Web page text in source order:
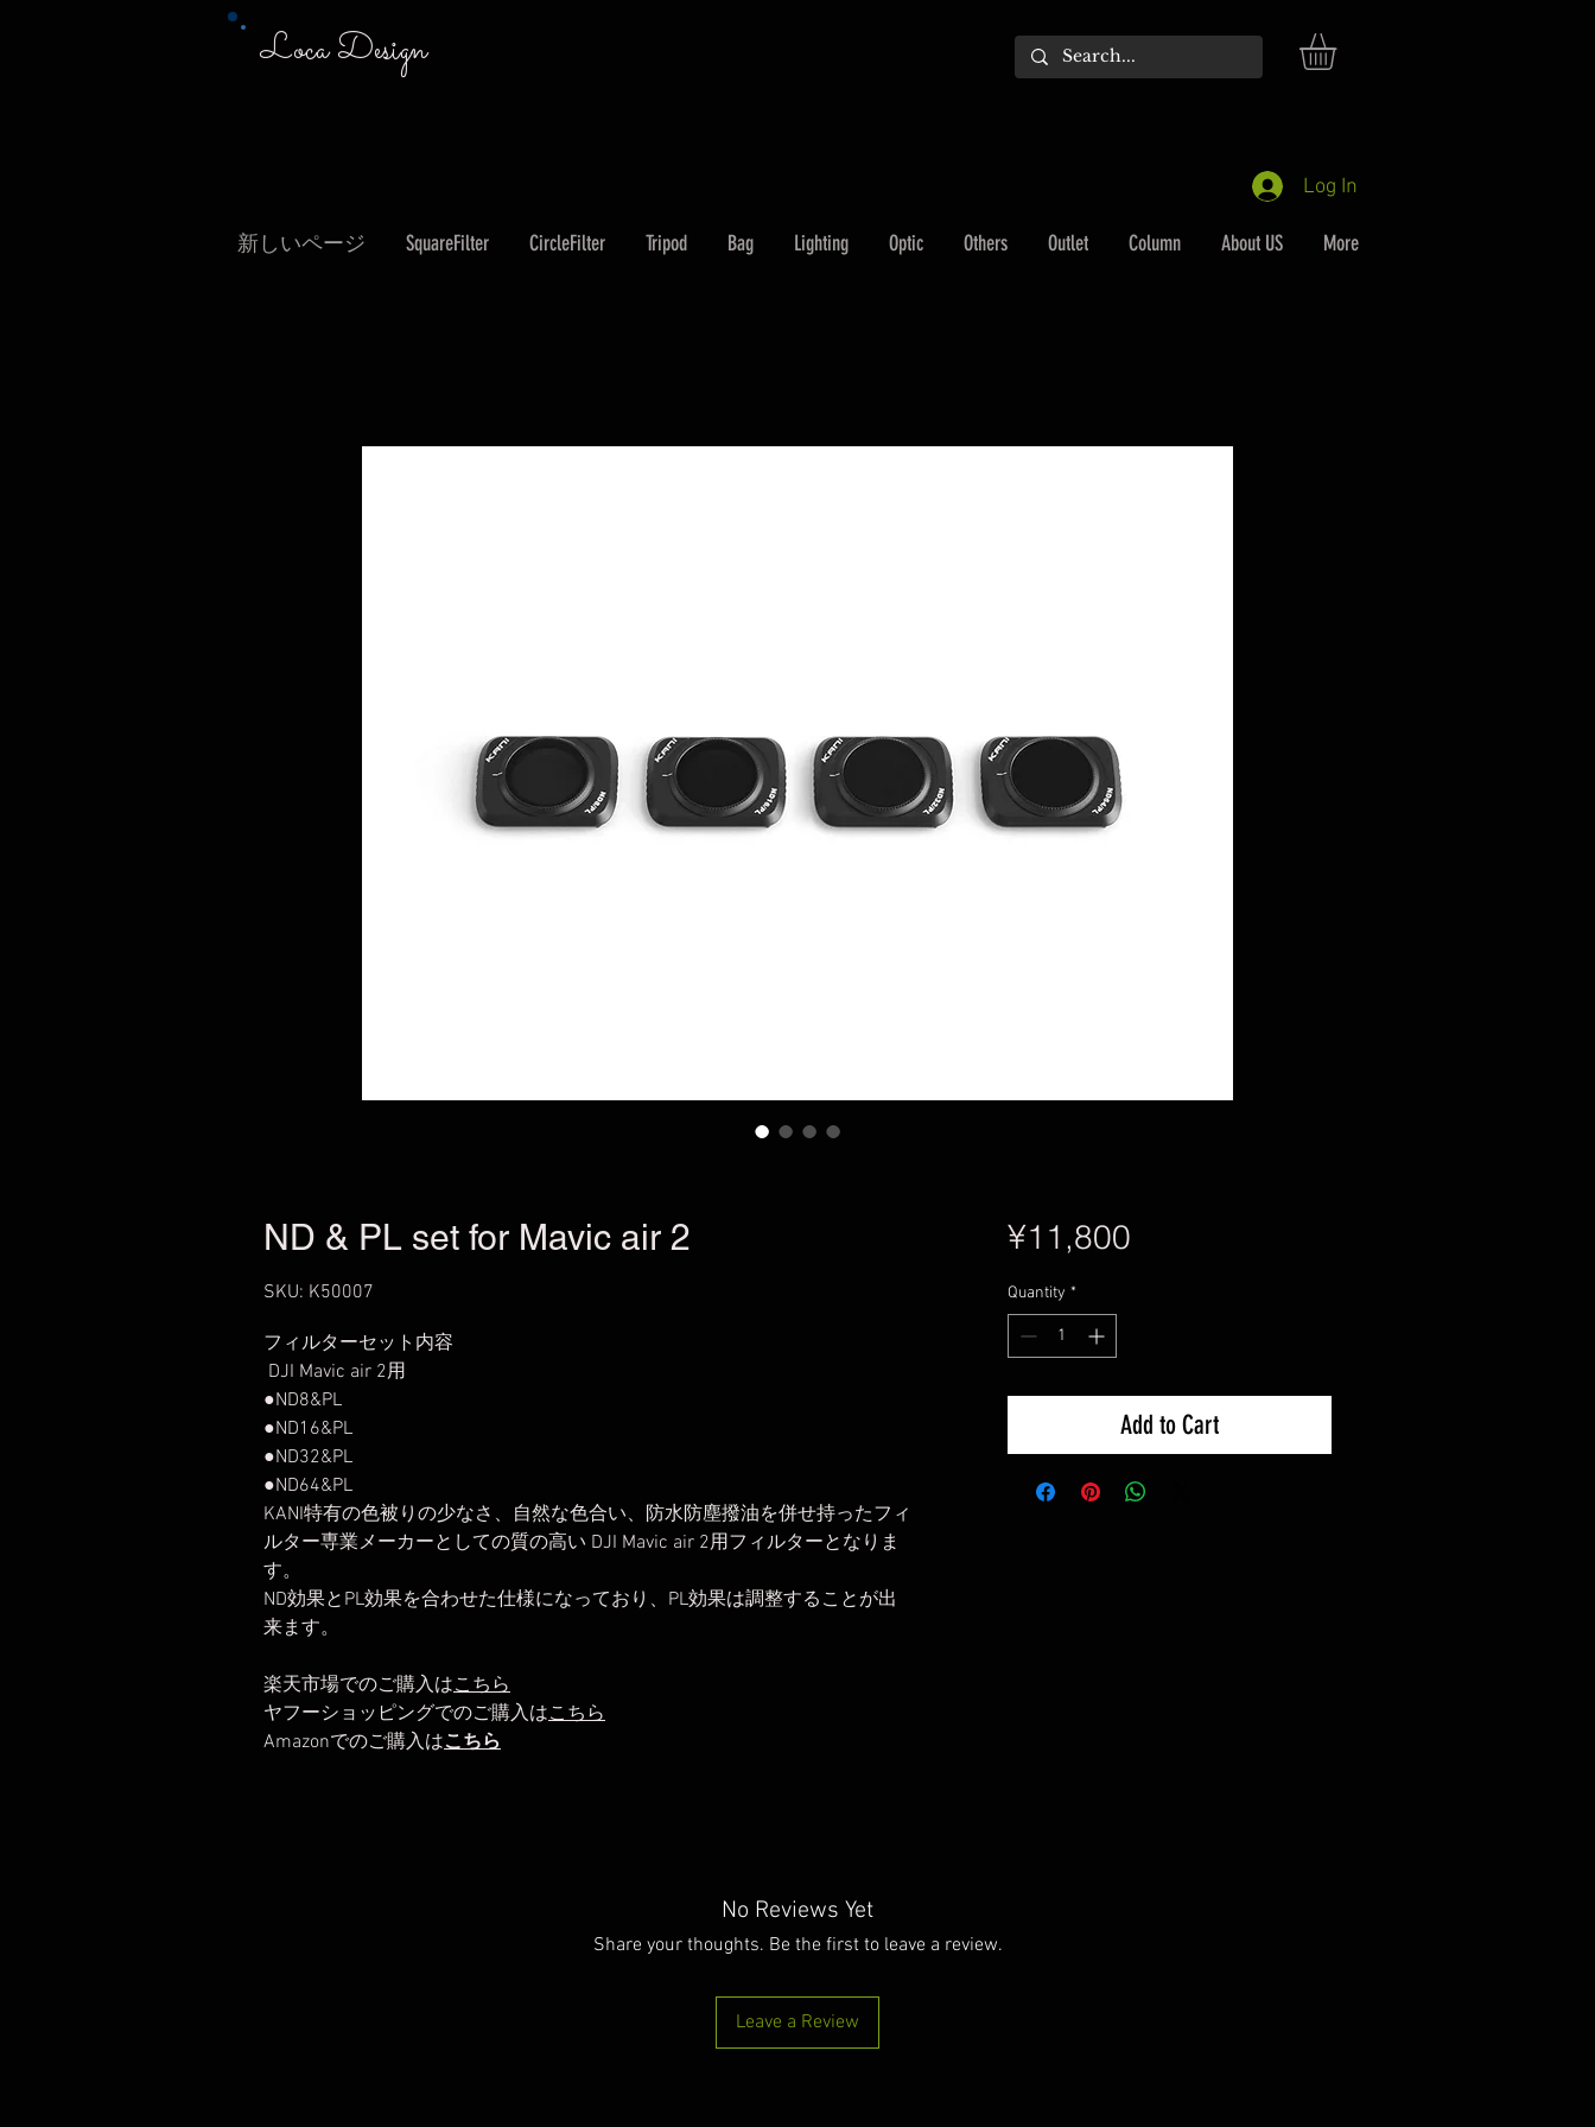
Loca Design
Log In
新しいページ SquareFilter CircleFilter Tripod Bag Lighting Optic Others Outlet Column About US More
ND & PL set for Mavic air 2
SKU: K50007
フィルターセット内容
DJI Mavic air 2用
●ND8&PL
●ND16&PL
●ND32&PL
●ND64&PL
KANI特有の色被りの少なさ、自然な色合い、防水防塵撥油を併せ持ったフィ
ルター専業メーカーとしての質の高い DJI Mavic air 2用フィルターとなりま
す。
ND効果とPL効果を合わせた仕様になっており、PL効果は調整することが出
来ます。
楽天市場でのご購入はこちら
ヤフーショッピングでのご購入はこちら
Amazonでのご購入はこちら
¥11,800Price
Quantity *
Add to Cart
No Reviews Yet
Share your thoughts. Be the first to leave a review.
Leave a Review